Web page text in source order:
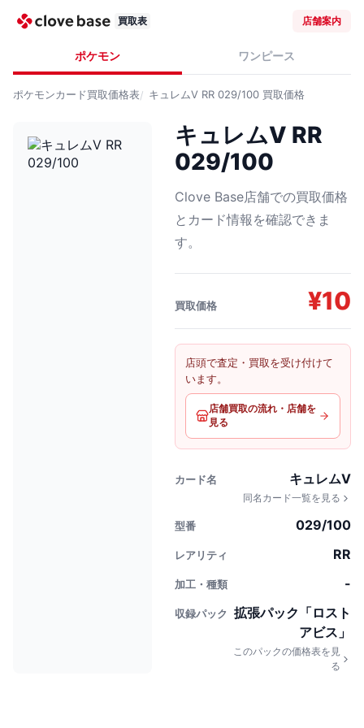
買取表 店舗案内
ポケモン ワンピース
ポケモンカード買取価格表 キュレムV RR 029/100 買取価格
キュレムV RR
029/100
Clove Base店舗での買取価格
とカード情報を確認できま
す。
買取価格 ¥10
店頭で査定・買取を受け付けて
います。
店舗買取の流れ・店舗を
見る
カード名 キュレムV
同名カード一覧を見る
型番 029/100
レアリティ RR
加工・種類 -
収録パック
拡張パック「ロスト
アビス」
このパックの価格表を見
る